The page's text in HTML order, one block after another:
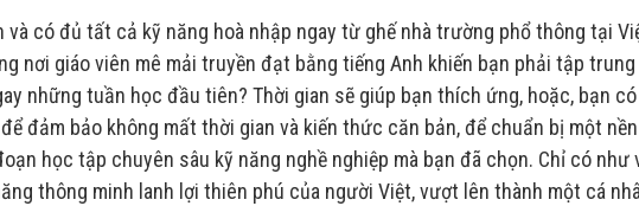
có đủ tất cả kỹ năng hoà nhập ngay từ ghế nhà trường phổ thông tại
nơi giáo viên mê mải truyền đạt bằng tiếng Anh khiến bạn phải tập
những tuần học đầu tiên? Thời gian sẽ giúp bạn thích ứng, hoặc, bạn
đảm bảo không mất thời gian và kiến thức căn bản, để chuẩn bị một
học tập chuyên sâu kỹ năng nghề nghiệp mà bạn đã chọn. Chỉ có như
thông minh lanh lợi thiên phú của người Việt, vượt lên thành một cá